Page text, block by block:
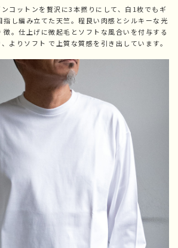
コットンを贅沢に3本撚りにして、白1枚でもギ
指し編み立てた天竺。程良い肉感とシルキーな光
。仕上げに微起毛とソフトな風合いを付与する
よりソフト で上質な質感を引き出しています。